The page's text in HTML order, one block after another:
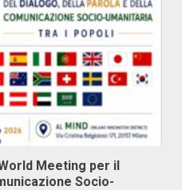
Meeting per il
Socio-